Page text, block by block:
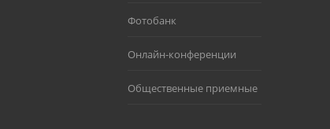
Фотобанк
Онлайн-конференции
Общественные приемные